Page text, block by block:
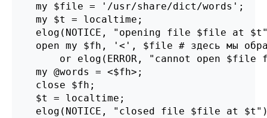
    my $file = '/usr/share/dict/words';
    my $t = localtime;
elog(NOTICE, "opening file $file at
open my $fh, '<', $file # здесь мы
or elog(ERROR, "cannot open $file
    my @words = <$fh>;
    close $fh;
    $t = localtime;
elog(NOTICE, "closed file $file at